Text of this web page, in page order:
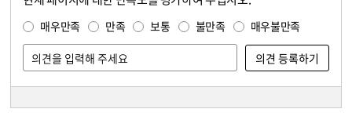
매우만족 만족 보통 불만족 매우불만족